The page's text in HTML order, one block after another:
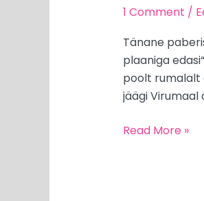
1 Comment /
Tänane
plaaniga
poolt rumalalt
jäägi Virumaal
Read More »